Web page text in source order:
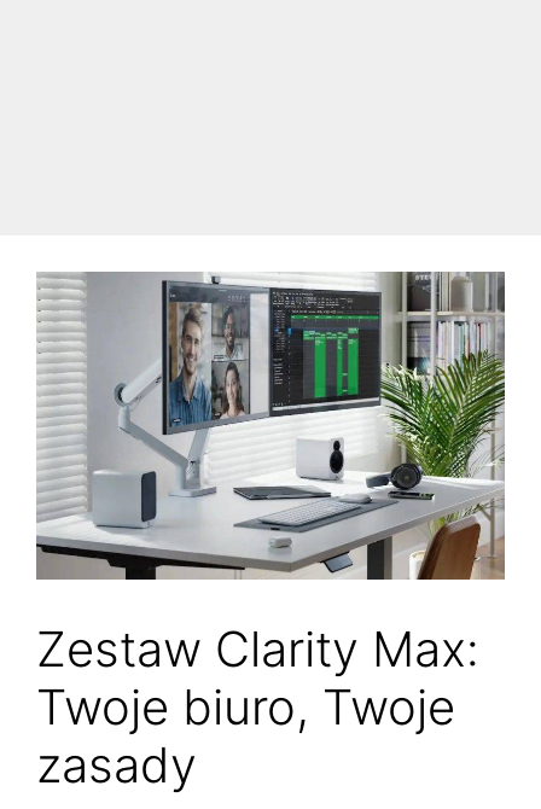
Zestaw Clarity Max:
Twoje biuro, Twoje
zasady